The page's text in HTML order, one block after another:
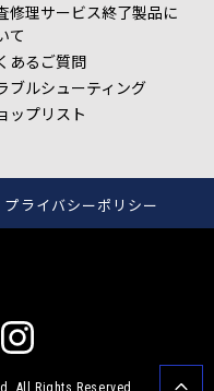
修理サービス終了製品に
て
あるご質問
ブルシューティング
ップリスト
プライバシーポリシー
All Rights Reserved.